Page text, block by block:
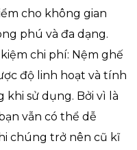
cho không gian
phú và đa dạng.
chi phí: Nệm ghế
độ linh hoạt và tính
sử dụng. Bởi vì là
vẫn có thể dễ
chúng trở nên cũ kĩ